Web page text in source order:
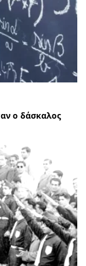
ο δάσκαλος